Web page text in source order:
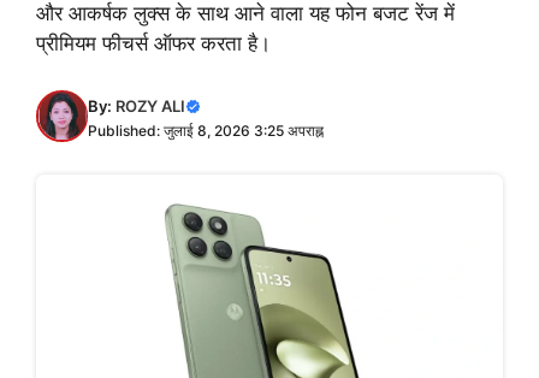
और आकर्षक लुक्स के साथ आने वाला यह फोन बजट रेंज में
प्रीमियम फीचर्स ऑफर करता है।
By: ROZY ALI
Published: जुलाई 8, 2026 3:25 अपराह्न